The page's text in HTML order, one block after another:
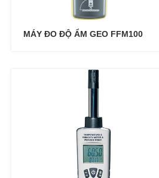
MÁY ĐO ĐỘ ẨM GEO FFM100